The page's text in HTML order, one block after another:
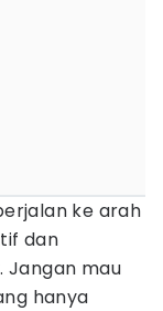
ke arah
dan
Jangan mau
hanya